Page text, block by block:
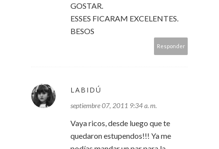
GOSTAR.
ESSES FICARAM EXCELENTES.
BESOS
Responder
LABIDÚ
septiembre 07, 2011 9:34 a. m.
Vaya ricos, desde luego que te
quedaron estupendos!!! Ya me